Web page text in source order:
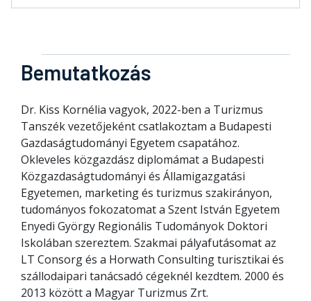
Bemutatkozás
Dr. Kiss Kornélia vagyok, 2022-ben a Turizmus
Tanszék vezetőjeként csatlakoztam a Budapesti
Gazdaságtudományi Egyetem csapatához.
Okleveles közgazdász diplomámat a Budapesti
Közgazdaságtudományi és Államigazgatási
Egyetemen, marketing és turizmus szakirányon,
tudományos fokozatomat a Szent István Egyetem
Enyedi György Regionális Tudományok Doktori
Iskolában szereztem. Szakmai pályafutásomat az
LT Consorg és a Horwath Consulting turisztikai és
szállodaipari tanácsadó cégeknél kezdtem. 2000 és
2013 között a Magyar Turizmus Zrt.